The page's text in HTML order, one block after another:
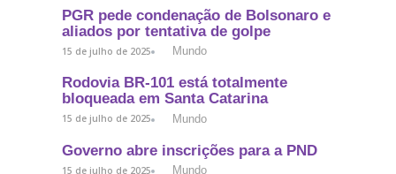
PGR pede condenação de Bolsonaro e
aliados por tentativa de golpe
15 de julho de 2025 Mundo
Rodovia BR-101 está totalmente
bloqueada em Santa Catarina
15 de julho de 2025 Mundo
Governo abre inscrições para a PND
15 de julho de 2025 Mundo